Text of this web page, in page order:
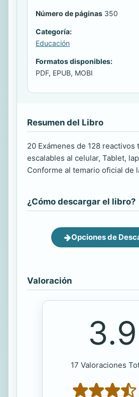
Número de páginas 350
Categoría:
Educación
Formatos disponibles:
PDF, EPUB, MOBI
Resumen del Libro
20 Exámenes de 128 reactivos
escalables al celular, Tablet,
Conforme al temario oficial de
¿Cómo descargar el libro?
Opciones de
Valoración
3.9
17 Valoraciones